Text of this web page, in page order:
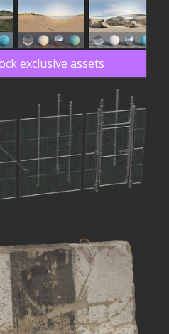
exclusive assets